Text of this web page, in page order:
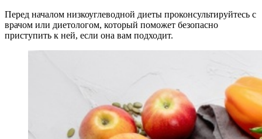
Перед началом низкоуглеводной диеты проконсультируйтесь с
врачом или диетологом, который поможет безопасно
приступить к ней, если она вам подходит.